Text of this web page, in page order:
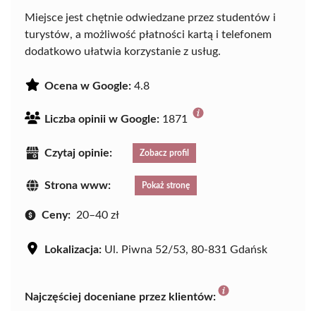
Miejsce jest chętnie odwiedzane przez studentów i
turystów, a możliwość płatności kartą i telefonem
dodatkowo ułatwia korzystanie z usług.
Ocena w Google: 4.8
Liczba opinii w Google: 1871
Czytaj opinie: Zobacz profil
Strona www: Pokaż stronę
Ceny: 20–40 zł
Lokalizacja: Ul. Piwna 52/53, 80-831 Gdańsk
Najczęściej doceniane przez klientów: